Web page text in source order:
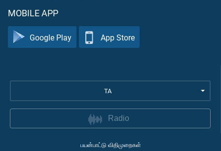
MOBILE APP
Google Play App Store
TA
Radio
பயன்பாட்டு விதிமுறைகள்